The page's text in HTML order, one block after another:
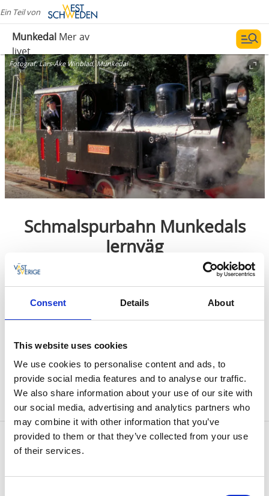
Consent Details About
This website uses cookies
We use cookies to personalise content and ads, to
provide social media features and to analyse our traffic.
We also share information about your use of our site with
our social media, advertising and analytics partners who
may combine it with other information that you’ve
provided to them or that they’ve collected from your use
of their services.
Ein Teil von
Munkedal Mer av
livet
Fotograf:Lars-Åke Winblad, Munkedal
Schmalspurbahn Munkedals
Jernväg
Ein Teil der Geschichte von Munkedal
19. Jahrhundert, und noch heute wird die Strecke
zwischen Åtorp und dem Hafen von Munkedal
befahren. Steigen Sie ein, und erleben Sie vergangene
Zeiten. Das Museum besitzt auch ein Café mit
interessanten Exponaten der Eisenbahngeschichte.
Kontaktinformation